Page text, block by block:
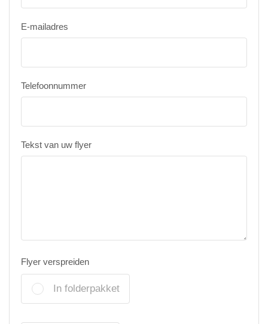
E-mailadres
Telefoonnummer
Tekst van uw flyer
Flyer verspreiden
In folderpakket